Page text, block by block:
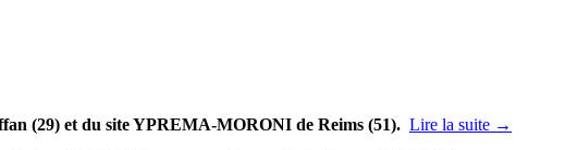
(29) et du site YPREMA-MORONI de Reims (51). Lire la suite →